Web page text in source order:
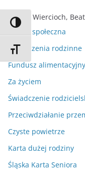
Przełącz wysoki
Zmień rozmiar czcionek
Ksenia Wiercioch,
Pomoc społeczna
Świadczenia rodzinne
Fundusz alimentacyjny
Za życiem
Świadczenie
Przeciwdziałanie
Czyste powietrze
Karta dużej rodziny
Śląska Karta Seniora